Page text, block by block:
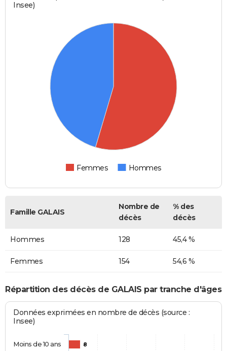
Insee)
Femmes Hommes
Famille GALAIS
Nombre de
décès
% des
décès
Hommes 128 45,4 %
Femmes 154 54,6 %
Répartition des décès de GALAIS par tranche d'âges
Données exprimées en nombre de décès (source :
Insee)
8
Moins de 10 ans